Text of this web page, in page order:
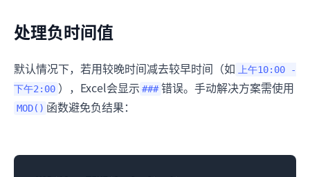
处理负时间值
默认情况下，若用较晚时间减去较早时间（如
上午10:00 -
下午2:00 ），Excel会显示 ### 错误。手动解决方案需使用
MOD() 函数避免负结果：